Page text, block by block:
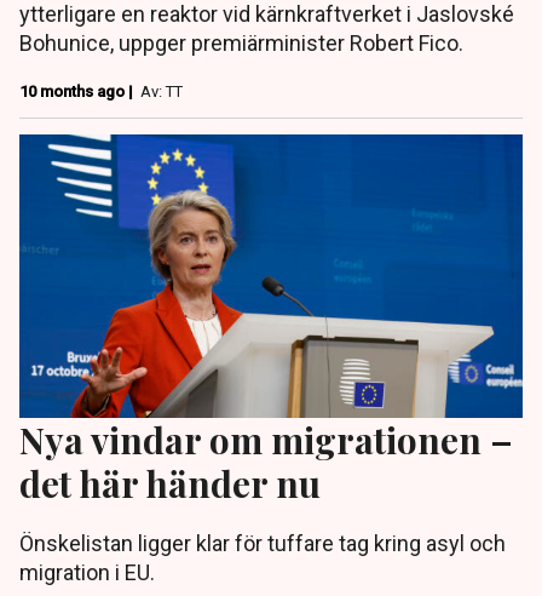
ytterligare en reaktor vid kärnkraftverket i Jaslovské
Bohunice, uppger premiärminister Robert Fico.
10 months ago | Av: TT
Nya vindar om migrationen –
det här händer nu
Önskelistan ligger klar för tuffare tag kring asyl och
migration i EU.